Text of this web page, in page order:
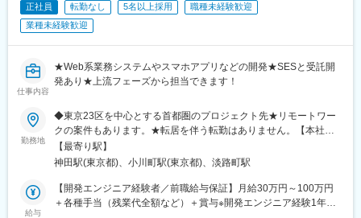
正社員 転勤なし 5名以上採用
職種未経験歓迎
業種未経験歓迎
仕事内容
★Web系業務システムやスマホアプリなどの開発★SESと受託開
発あり★上流フェーズから担当できます！
勤務地
◆東京23区を中心とする首都圏のプロジェクト先★リモートワー
クの案件もあります。★転居を伴う転勤はありません。【本社】
（住所）東京都千代田区内神田2-6-9 翔和鎌倉橋ビル５F（アク
セス）◆JR各線「神田駅」西口より徒歩3分
【最寄り駅】
神田駅(東京都)、小川町駅(東京都)、淡路町駅
給与
【開発エンジニア経験者／前職給与保証】月給30万円～100万円
＋各種手当（残業代全額など）＋賞与※開発エンジニア経験1年以